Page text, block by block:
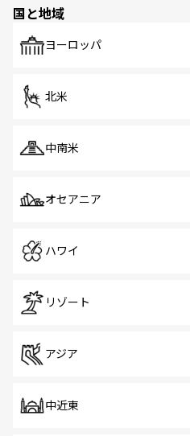
で、ホーカーズは地元
国と地域
ヨーロッパ
北米
中南米
オセアニア
ハワイ
リゾート
アジア
中近東